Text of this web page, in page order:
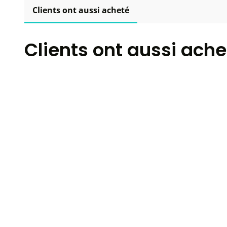
Clients ont aussi acheté
Clients ont aussi